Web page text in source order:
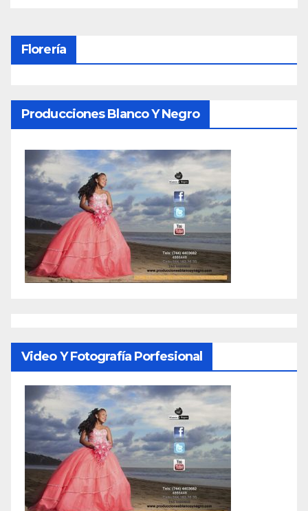
Florería
Producciones Blanco Y Negro
Video Y Fotografía Porfesional